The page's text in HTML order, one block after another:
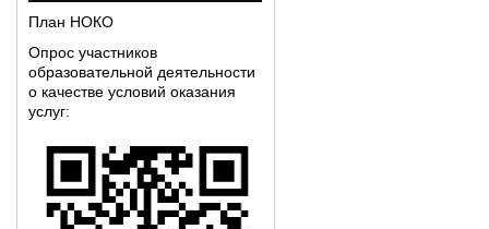
План НОКО
Опрос участников
образовательной деятельности
о качестве условий оказания
услуг: